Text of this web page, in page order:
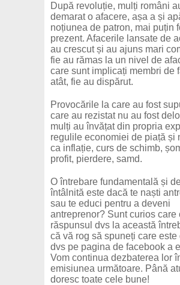
După revoluție, mulți români
demarat o afacere, așa a și
noțiunea de patron, mai puțin
prezent. Afacerile lansate de
au crescut și au ajuns mari
fie au rămas la un nivel de
care sunt implicați membri de
atât, fie au dispărut.
Provocările la care au fost
care au rezistat nu au fost
mulți au învățat din propria
regulile economiei de piață și
ca inflație, curs de schimb,
profit, pierdere, samd.
O întrebare fundamentală și
întâlnită este dacă te naști
sau te educi pentru a deveni
antreprenor? Sunt curios care
răspunsul dvs la această
că vă rog să spuneți care este
dvs pe pagina de facebook a
Vom continua dezbaterea lor
emisiunea următoare. Până
doresc toate cele bune!